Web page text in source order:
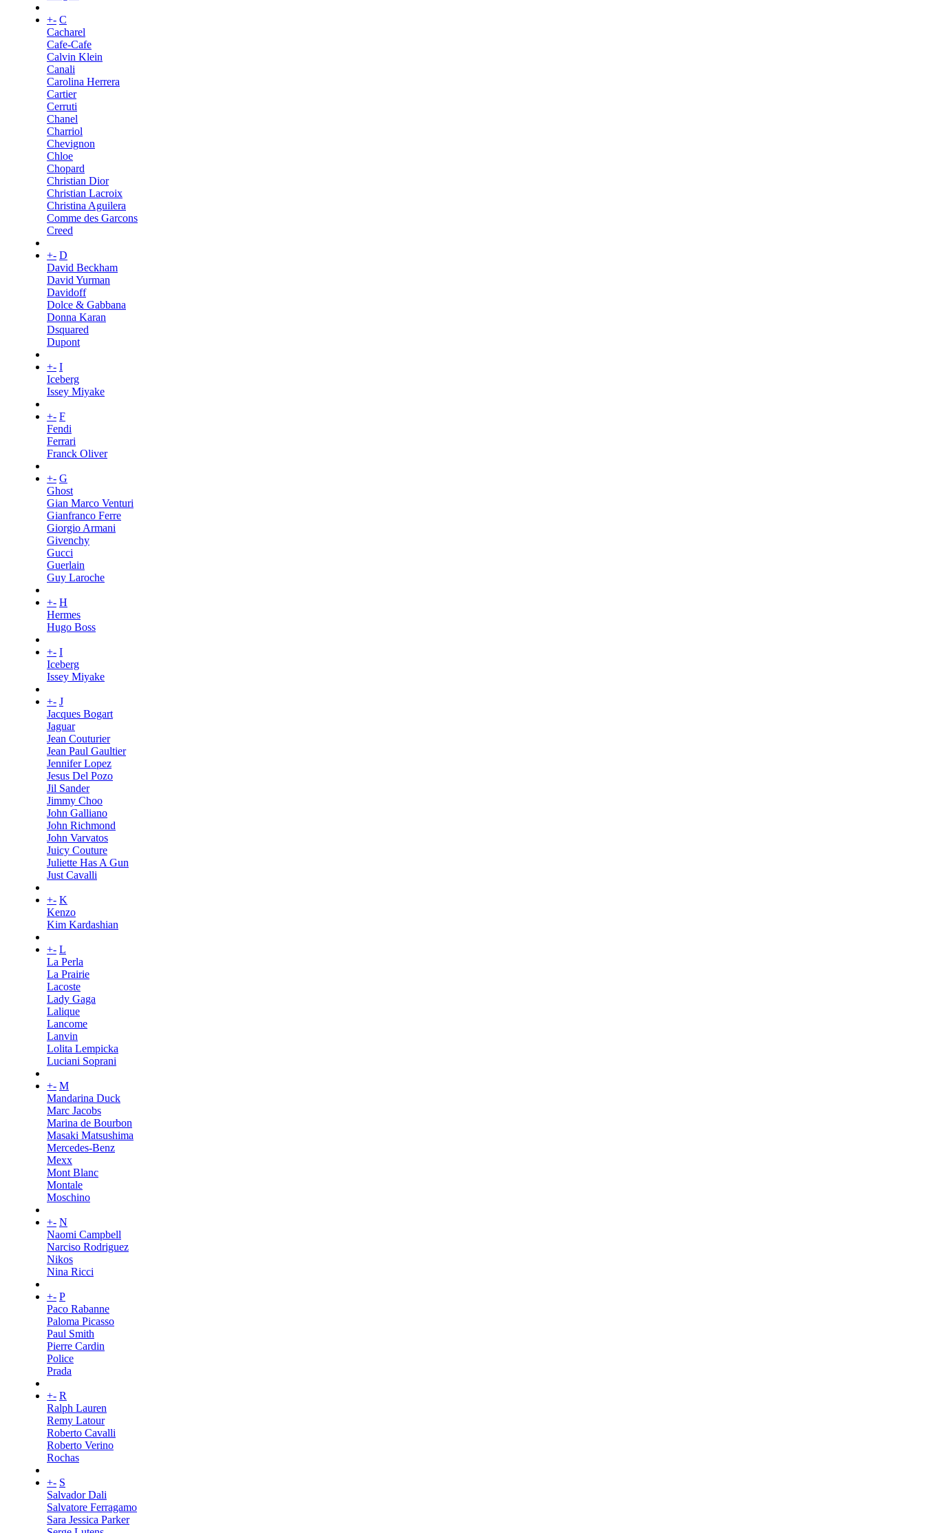
+- C
Cacharel
Cafe-Cafe
Calvin Klein
Canali
Carolina Herrera
Cartier
Cerruti
Chanel
Charriol
Chevignon
Chloe
Chopard
Christian Dior
Christian Lacroix
Christina Aguilera
Comme des Garcons
Creed
+- D
David Beckham
David Yurman
Davidoff
Dolce & Gabbana
Donna Karan
Dsquared
Dupont
+- I
Iceberg
Issey Miyake
+- F
Fendi
Ferrari
Franck Oliver
+- G
Ghost
Gian Marco Venturi
Gianfranco Ferre
Giorgio Armani
Givenchy
Gucci
Guerlain
Guy Laroche
+- H
Hermes
Hugo Boss
+- I
Iceberg
Issey Miyake
+- J
Jacques Bogart
Jaguar
Jean Couturier
Jean Paul Gaultier
Jennifer Lopez
Jesus Del Pozo
Jil Sander
Jimmy Choo
John Galliano
John Richmond
John Varvatos
Juicy Couture
Juliette Has A Gun
Just Cavalli
+- K
Kenzo
Kim Kardashian
+- L
La Perla
La Prairie
Lacoste
Lady Gaga
Lalique
Lancome
Lanvin
Lolita Lempicka
Luciani Soprani
+- M
Mandarina Duck
Marc Jacobs
Marina de Bourbon
Masaki Matsushima
Mercedes-Benz
Mexx
Mont Blanc
Montale
Moschino
+- N
Naomi Campbell
Narciso Rodriguez
Nikos
Nina Ricci
+- P
Paco Rabanne
Paloma Picasso
Paul Smith
Pierre Cardin
Police
Prada
+- R
Ralph Lauren
Remy Latour
Roberto Cavalli
Roberto Verino
Rochas
+- S
Salvador Dali
Salvatore Ferragamo
Sara Jessica Parker